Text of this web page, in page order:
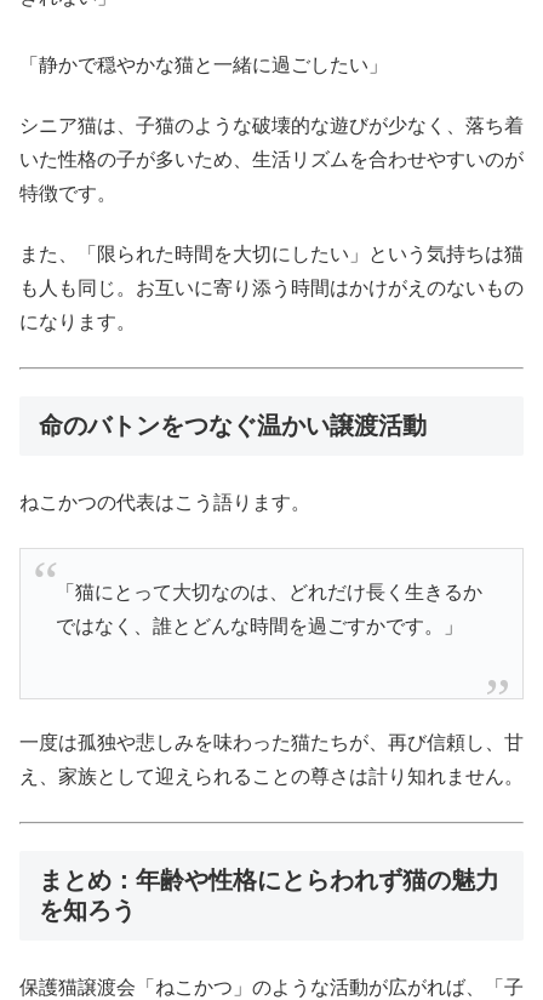
「静かで穏やかな猫と一緒に過ごしたい」
シニア猫は、子猫のような破壊的な遊びが少なく、落ち着
いた性格の子が多いため、生活リズムを合わせやすいのが
特徴です。
また、「限られた時間を大切にしたい」という気持ちは猫
も人も同じ。お互いに寄り添う時間はかけがえのないもの
になります。
命のバトンをつなぐ温かい譲渡活動
ねこかつの代表はこう語ります。
「猫にとって大切なのは、どれだけ長く生きるか
ではなく、誰とどんな時間を過ごすかです。」
一度は孤独や悲しみを味わった猫たちが、再び信頼し、甘
え、家族として迎えられることの尊さは計り知れません。
まとめ：年齢や性格にとらわれず猫の魅力
を知ろう
保護猫譲渡会「ねこかつ」のような活動が広がれば、「子